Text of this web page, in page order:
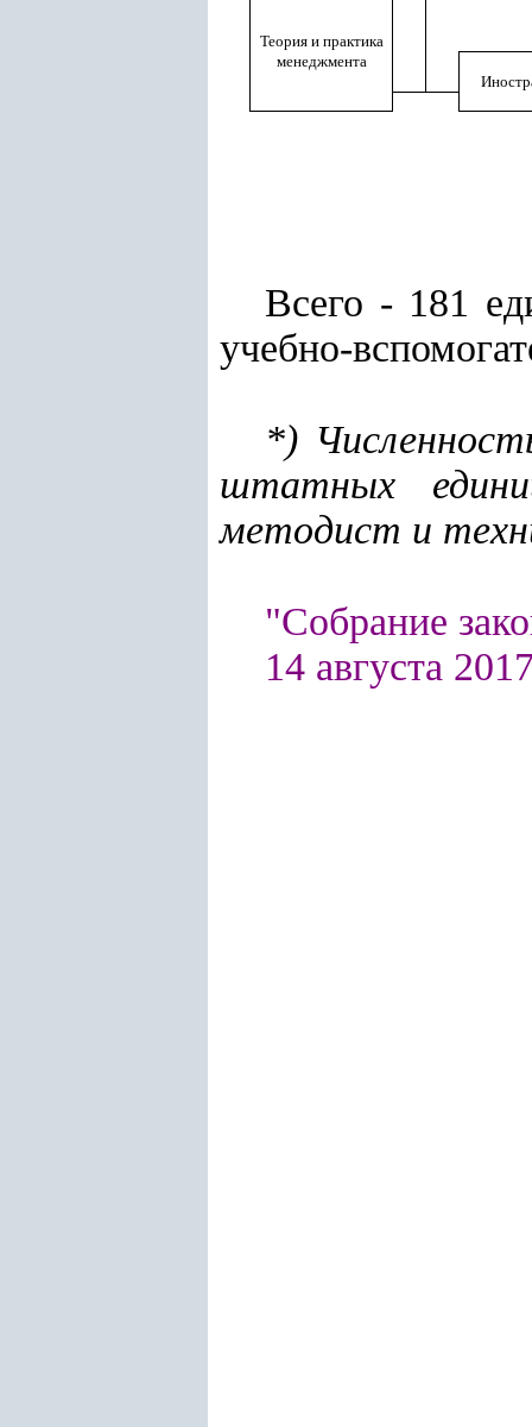
Теория и практика
менеджмента
Всего - 181
учебно-
*)
штатных
методист и
"Собрание
14 августа